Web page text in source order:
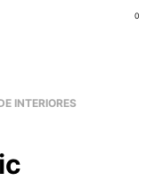
0
INTERIORES